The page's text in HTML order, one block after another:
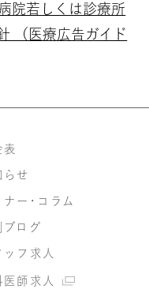
院若しくは診療所
（医療広告ガイド
表
らせ
ー・コラム
ブログ
ッフ求人
医師求人